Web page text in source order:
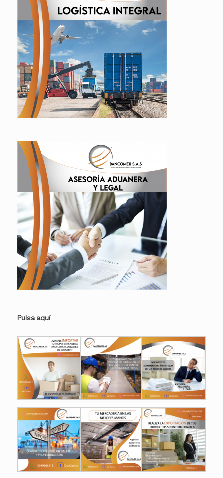
Pulsa aquí